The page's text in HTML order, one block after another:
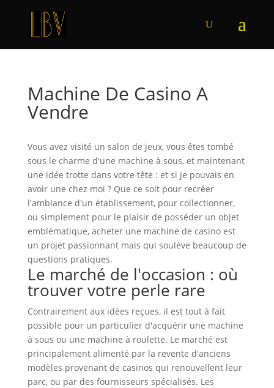
Machine De Casino A
Vendre
Vous avez visité un salon de jeux, vous êtes tombé
sous le charme d'une machine à sous, et maintenant
une idée trotte dans votre tête : et si je pouvais en
avoir une chez moi ? Que ce soit pour recréer
l'ambiance d'un établissement, pour collectionner,
ou simplement pour le plaisir de posséder un objet
emblématique, acheter une machine de casino est
un projet passionnant mais qui soulève beaucoup de
questions pratiques.
Le marché de l'occasion : où
trouver votre perle rare
Contrairement aux idées reçues, il est tout à fait
possible pour un particulier d'acquérir une machine
à sous ou une machine à roulette. Le marché est
principalement alimenté par la revente d'anciens
modèles provenant de casinos qui renouvellent leur
parc, ou par des fournisseurs spécialisés. Les